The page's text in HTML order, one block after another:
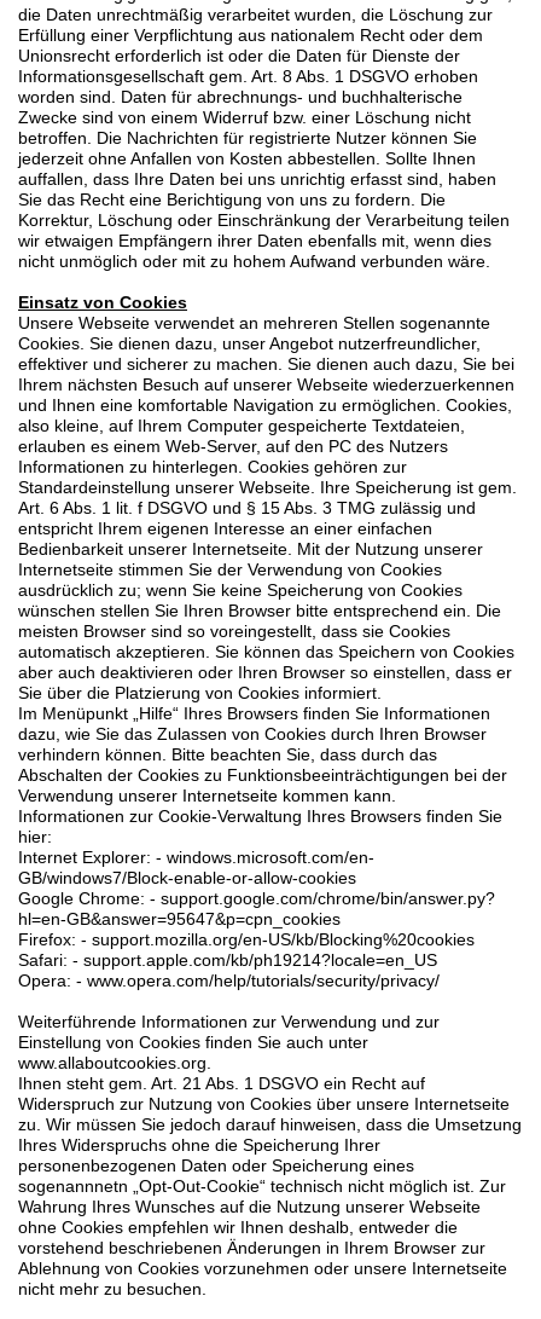
die Daten unrechtmäßig verarbeitet wurden, die Löschung zur
Erfüllung einer Verpflichtung aus nationalem Recht oder dem
Unionsrecht erforderlich ist oder die Daten für Dienste der
Informationsgesellschaft gem. Art. 8 Abs. 1 DSGVO erhoben
worden sind. Daten für abrechnungs- und buchhalterische
Zwecke sind von einem Widerruf bzw. einer Löschung nicht
betroffen. Die Nachrichten für registrierte Nutzer können Sie
jederzeit ohne Anfallen von Kosten abbestellen. Sollte Ihnen
auffallen, dass Ihre Daten bei uns unrichtig erfasst sind, haben
Sie das Recht eine Berichtigung von uns zu fordern. Die
Korrektur, Löschung oder Einschränkung der Verarbeitung teilen
wir etwaigen Empfängern ihrer Daten ebenfalls mit, wenn dies
nicht unmöglich oder mit zu hohem Aufwand verbunden wäre.
Einsatz von Cookies
Unsere Webseite verwendet an mehreren Stellen sogenannte
Cookies. Sie dienen dazu, unser Angebot nutzerfreundlicher,
effektiver und sicherer zu machen. Sie dienen auch dazu, Sie bei
Ihrem nächsten Besuch auf unserer Webseite wiederzuerkennen
und Ihnen eine komfortable Navigation zu ermöglichen. Cookies,
also kleine, auf Ihrem Computer gespeicherte Textdateien,
erlauben es einem Web-Server, auf den PC des Nutzers
Informationen zu hinterlegen. Cookies gehören zur
Standardeinstellung unserer Webseite. Ihre Speicherung ist gem.
Art. 6 Abs. 1 lit. f DSGVO und § 15 Abs. 3 TMG zulässig und
entspricht Ihrem eigenen Interesse an einer einfachen
Bedienbarkeit unserer Internetseite. Mit der Nutzung unserer
Internetseite stimmen Sie der Verwendung von Cookies
ausdrücklich zu; wenn Sie keine Speicherung von Cookies
wünschen stellen Sie Ihren Browser bitte entsprechend ein. Die
meisten Browser sind so voreingestellt, dass sie Cookies
automatisch akzeptieren. Sie können das Speichern von Cookies
aber auch deaktivieren oder Ihren Browser so einstellen, dass er
Sie über die Platzierung von Cookies informiert.
Im Menüpunkt „Hilfe“ Ihres Browsers finden Sie Informationen
dazu, wie Sie das Zulassen von Cookies durch Ihren Browser
verhindern können. Bitte beachten Sie, dass durch das
Abschalten der Cookies zu Funktionsbeeinträchtigungen bei der
Verwendung unserer Internetseite kommen kann.
Informationen zur Cookie-Verwaltung Ihres Browsers finden Sie
hier:
Internet Explorer: - windows.microsoft.com/en-
GB/windows7/Block-enable-or-allow-cookies
Google Chrome: - support.google.com/chrome/bin/answer.py?
hl=en-GB&answer=95647&p=cpn_cookies
Firefox: - support.mozilla.org/en-US/kb/Blocking%20cookies
Safari: - support.apple.com/kb/ph19214?locale=en_US
Opera: - www.opera.com/help/tutorials/security/privacy/
Weiterführende Informationen zur Verwendung und zur
Einstellung von Cookies finden Sie auch unter
www.allaboutcookies.org.
Ihnen steht gem. Art. 21 Abs. 1 DSGVO ein Recht auf
Widerspruch zur Nutzung von Cookies über unsere Internetseite
zu. Wir müssen Sie jedoch darauf hinweisen, dass die Umsetzung
Ihres Widerspruchs ohne die Speicherung Ihrer
personenbezogenen Daten oder Speicherung eines
sogenannnetn „Opt-Out-Cookie“ technisch nicht möglich ist. Zur
Wahrung Ihres Wunsches auf die Nutzung unserer Webseite
ohne Cookies empfehlen wir Ihnen deshalb, entweder die
vorstehend beschriebenen Änderungen in Ihrem Browser zur
Ablehnung von Cookies vorzunehmen oder unsere Internetseite
nicht mehr zu besuchen.